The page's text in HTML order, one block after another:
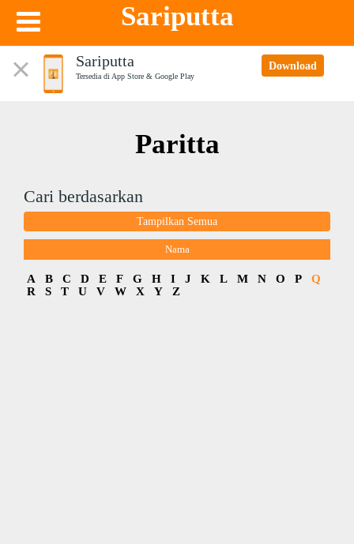
Sariputta
Sariputta
Tersedia di App Store & Google Play
Download
Paritta
Cari berdasarkan
Tampilkan Semua
Nama
A B C D E F G H I J K L M N O P
Q
R
S T U V W X Y Z